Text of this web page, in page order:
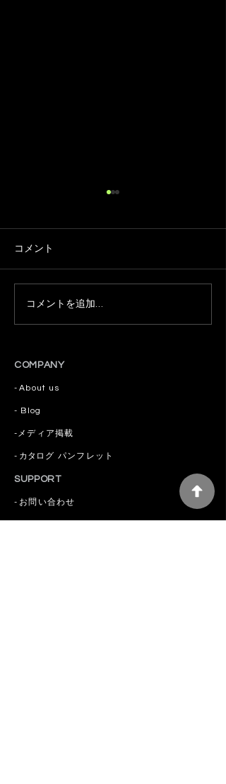
簡単♡自家製アホエンオ
イルの作り方
コメント
コメントを追加…
COMPANY
-About us
​- Blog
​- メディア掲載
- カタログ パンフレット
SUPPORT
- お問い合わせ